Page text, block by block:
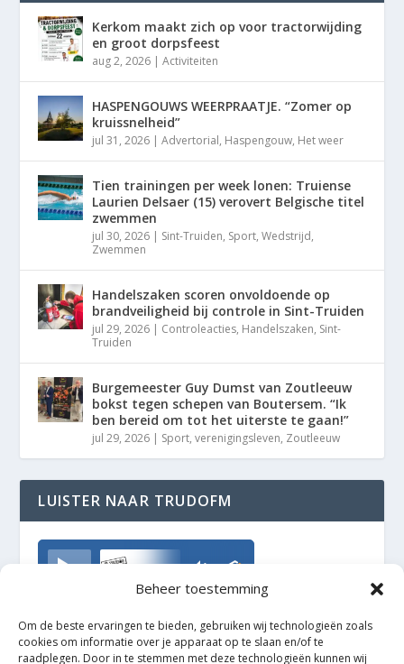
Beheer toestemming
Om de beste ervaringen te bieden, gebruiken wij technologieën zoals
cookies om informatie over je apparaat op te slaan en/of te
raadplegen. Door in te stemmen met deze technologieën kunnen wij
Kerkom maakt zich op voor tractorwijding
en groot dorpsfeest
aug 2, 2026 |Activiteiten
HASPENGOUWS WEERPRAATJE. “Zomer op
kruissnelheid”
jul 31, 2026 |Advertorial, Haspengouw, Het weer
Tien trainingen per week lonen: Truiense
Laurien Delsaer (15) verovert Belgische titel
zwemmen
jul 30, 2026 | Sint-Truiden, Sport,Wedstrijd,
Zwemmen
Handelszaken scoren onvoldoende op
brandveiligheid bij controle in Sint-Truiden
jul 29, 2026 | Controleacties, Handelszaken, Sint-
Truiden
Burgemeester Guy Dumst van Zoutleeuw
bokst tegen schepen van Boutersem. “Ik
ben bereid om tot het uiterste te gaan!”
jul 29, 2026 | Sport,verenigingsleven, Zoutleeuw
LUISTER NAAR TRUDOFM
TrudoFM